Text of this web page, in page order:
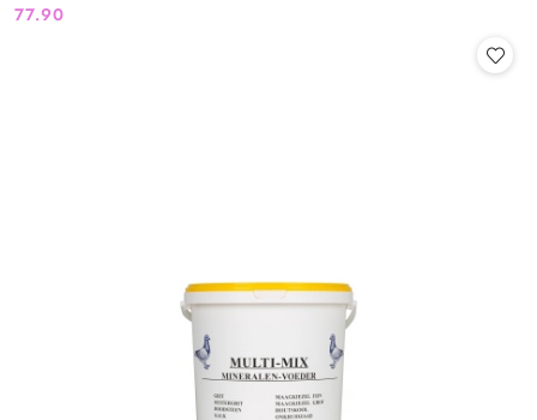
Cena:
77.90